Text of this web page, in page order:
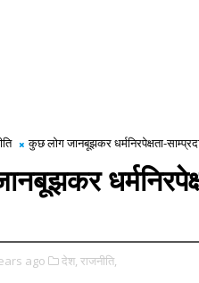
कुछ लोग जानबूझकर धर्मनिरपेक्षता-
ago देश, राजनीति,